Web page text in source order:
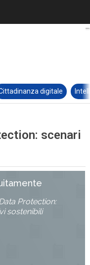
digitale
scenari
Protection:
sostenibili